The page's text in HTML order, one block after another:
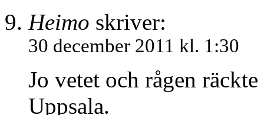
Heimo skriver:
30 december 2011 kl. 1:30
Jo vetet och rågen
Uppsala.